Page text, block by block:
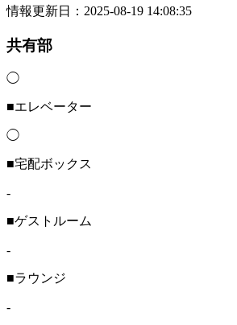
情報更新日：2025-08-19 14:08:35
共有部
◯
■エレベーター
◯
■宅配ボックス
-
■ゲストルーム
-
■ラウンジ
-